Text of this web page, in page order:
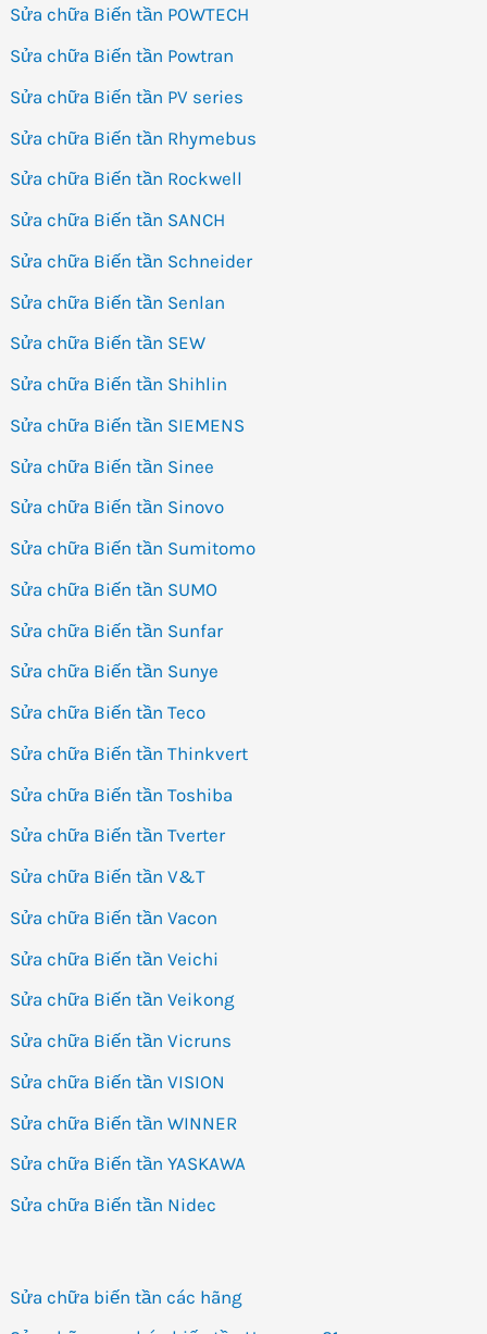
Sửa chữa Biến tần POWTECH
Sửa chữa Biến tần Powtran
Sửa chữa Biến tần PV series
Sửa chữa Biến tần Rhymebus
Sửa chữa Biến tần Rockwell
Sửa chữa Biến tần SANCH
Sửa chữa Biến tần Schneider
Sửa chữa Biến tần Senlan
Sửa chữa Biến tần SEW
Sửa chữa Biến tần Shihlin
Sửa chữa Biến tần SIEMENS
Sửa chữa Biến tần Sinee
Sửa chữa Biến tần Sinovo
Sửa chữa Biến tần Sumitomo
Sửa chữa Biến tần SUMO
Sửa chữa Biến tần Sunfar
Sửa chữa Biến tần Sunye
Sửa chữa Biến tần Teco
Sửa chữa Biến tần Thinkvert
Sửa chữa Biến tần Toshiba
Sửa chữa Biến tần Tverter
Sửa chữa Biến tần V&T
Sửa chữa Biến tần Vacon
Sửa chữa Biến tần Veichi
Sửa chữa Biến tần Veikong
Sửa chữa Biến tần Vicruns
Sửa chữa Biến tần VISION
Sửa chữa Biến tần WINNER
Sửa chữa Biến tần YASKAWA
Sửa chữa Biến tần Nidec
Sửa chữa biến tần các hãng